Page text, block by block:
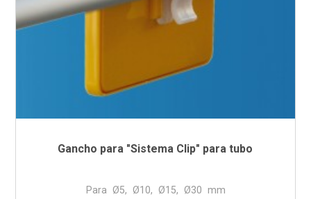
Gancho para "Sistema Clip" para tubo
Para Ø5, Ø10, Ø15, Ø30 mm